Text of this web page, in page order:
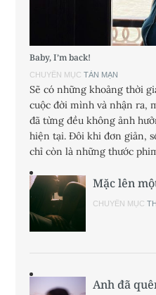
Baby, I’m back!
CHUYÊN MỤCTẢN MẠN
Sẽ có những khoảng thời
cuộc đời mình và nhận ra,
đã từng đều không ảnh
hiện tại. Đôi khi đơn giản,
chỉ còn là những thước
Mặc lên
CHUYÊN MỤC
Anh đã